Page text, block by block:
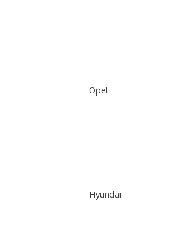
Opel
Hyundai